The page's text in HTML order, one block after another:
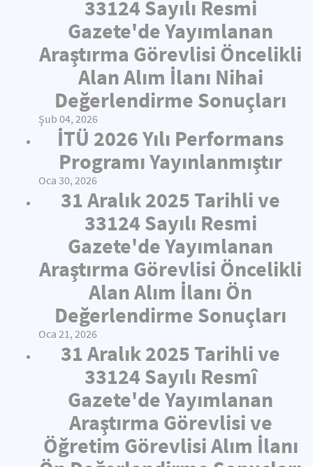
33124 Sayılı Resmi
Gazete'de Yayımlanan
Araştırma Görevlisi Öncelikli
Alan Alım İlanı Nihai
Değerlendirme Sonuçları
Şub 04, 2026
İTÜ 2026 Yılı Performans
Programı Yayınlanmıştır
Oca 30, 2026
31 Aralık 2025 Tarihli ve
33124 Sayılı Resmi
Gazete'de Yayımlanan
Araştırma Görevlisi Öncelikli
Alan Alım İlanı Ön
Değerlendirme Sonuçları
Oca 21, 2026
31 Aralık 2025 Tarihli ve
33124 Sayılı Resmî
Gazete'de Yayımlanan
Araştırma Görevlisi ve
Öğretim Görevlisi Alım İlanı